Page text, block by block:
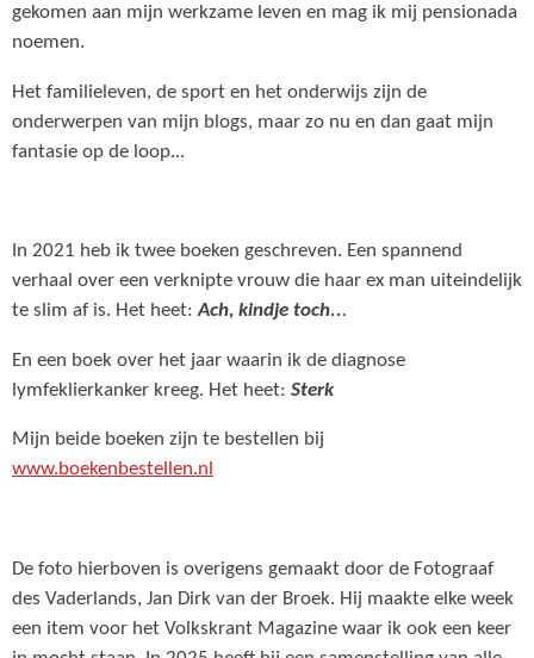
gekomen aan mijn werkzame leven en mag ik mij pensionada
noemen.
Het familieleven, de sport en het onderwijs zijn de
onderwerpen van mijn blogs, maar zo nu en dan gaat mijn
fantasie op de loop...
In 2021 heb ik twee boeken geschreven. Een spannend
verhaal over een verknipte vrouw die haar ex man uiteindelijk
te slim af is. Het heet:Ach, kindje toch...
En een boek over het jaar waarin ik de diagnose
lymfeklierkanker kreeg. Het heet: Sterk
Mijn beide boeken zijn te bestellen bij
www.boekenbestellen.nl
De foto hierboven is overigens gemaakt door de Fotograaf
des Vaderlands, Jan Dirk van der Broek. Hij maakte elke week
een item voor het Volkskrant Magazine waar ik ook een keer